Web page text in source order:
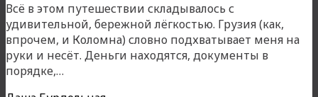
Всё в этом путешествии складывалось с
удивительной, бережной лёгкостью. Грузия (как,
впрочем, и Коломна) словно подхватывает меня на
руки и несёт. Деньги находятся, документы в
порядке,…